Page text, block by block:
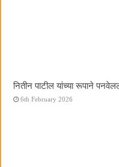
नितीन पाटील यांच्या रूपाने
6th February 2026